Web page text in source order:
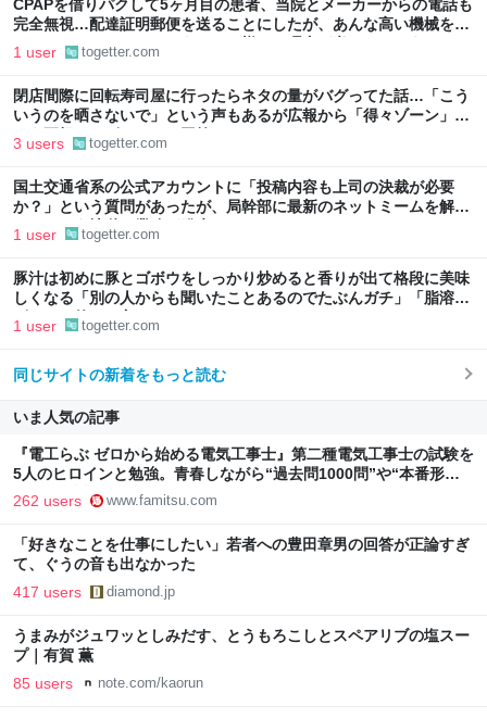
CPAPを借りパクして5ヶ月目の患者、当院とメーカーからの電話も
完全無視…配達証明郵便を送ることにしたが、あんな高い機械を借
りパクするのはなぜだろうか？→様々な理由が考えられそう
1 user togetter.com
閉店間際に回転寿司屋に行ったらネタの量がバグってた話…「こう
いうのを晒さないで」という声もあるが広報から「得々ゾーン」と
いう正規サービスだとの回答も
3 users togetter.com
国土交通省系の公式アカウントに「投稿内容も上司の決裁が必要
か？」という質問があったが、局幹部に最新のネットミームを解説
するという地獄の業務が発生しているらしい
1 user togetter.com
豚汁は初めに豚とゴボウをしっかり炒めると香りが出て格段に美味
しくなる「別の人からも聞いたことあるのでたぶんガチ」「脂溶性
ビタミン的にも良い」
1 user togetter.com
同じサイトの新着をもっと読む
いま人気の記事
『電工らぶ ゼロから始める電気工事士』第二種電気工事士の試験を
5人のヒロインと勉強。青春しながら“過去問1000問”や“本番形式
CBT模擬試験”で本格的に学べるノベルゲーム | ゲーム・エンタメ
最新情報のファミ通.com
262 users www.famitsu.com
「好きなことを仕事にしたい」若者への豊田章男の回答が正論すぎ
て、ぐうの音も出なかった
417 users diamond.jp
うまみがジュワッとしみだす、とうもろこしとスペアリブの塩スー
プ｜有賀 薫
85 users note.com/kaorun